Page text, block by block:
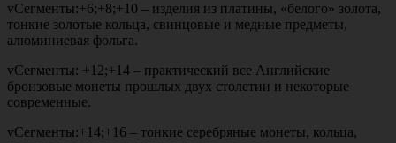
vСегменты:+6;+8;+10 – изделия из платины, «белого» золота,
тонкие золотые кольца, свинцовые и медные предметы,
алюминиевая фольга.
vСегменты: +12;+14 – практический все Английские
бронзовые монеты прошлых двух столетии и некоторые
современные.
vСегменты:+14;+16 – тонкие серебряные монеты, кольца,